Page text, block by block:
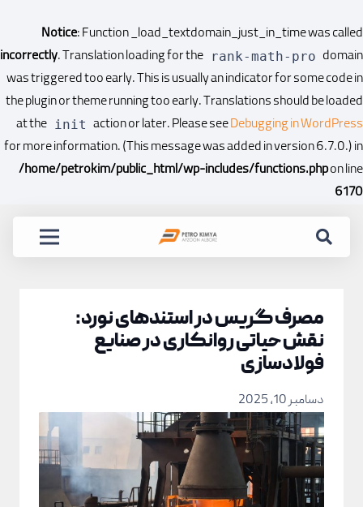
Notice: Function _load_textdomain_just_in_time was called
incorrectly. Translation loading for the rank-math-pro domain
was triggered too early. This is usually an indicator for some code in
the plugin or theme running too early. Translations should be loaded
at the init action or later. Please seeDebugging in WordPress
for more information. (This message was added in version 6.7.0.) in
/home/petrokim/public_html/wp-includes/functions.phpon line
6170
مصرف گریس در استندهای نورد:
نقش حیاتی روانکاری در صنایع
فولادسازی
دسامبر 10, 2025